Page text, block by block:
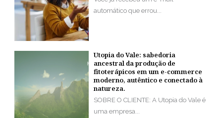
automático que errou...
Utopia do Vale: sabedoria
ancestral da produção de
fitoterápicos em um e-commerce
moderno, autêntico e conectado à
natureza.
SOBRE O CLIENTE: A Utopia do Vale é
uma empresa...